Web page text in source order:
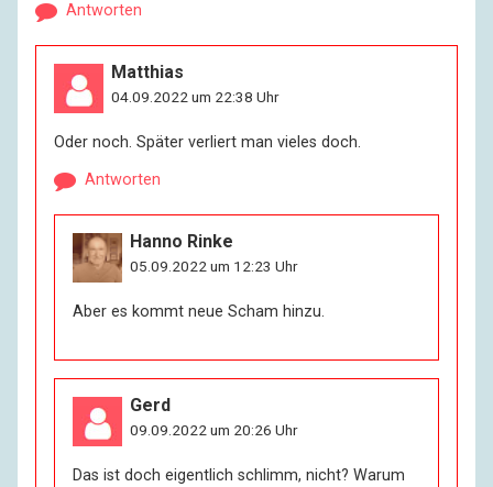
Antworten
Matthias
04.09.2022 um 22:38 Uhr
Oder noch. Später verliert man vieles doch.
Antworten
Hanno Rinke
05.09.2022 um 12:23 Uhr
Aber es kommt neue Scham hinzu.
Gerd
09.09.2022 um 20:26 Uhr
Das ist doch eigentlich schlimm, nicht? Warum